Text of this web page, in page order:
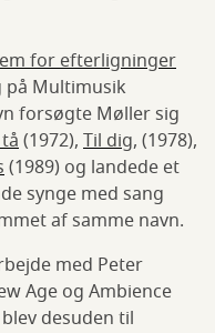
for efterligninger
på Multimusik
forsøgte Møller sig
(1972), Til dig, (1978),
(1989) og landede et
synge med sang
af samme navn.
med Peter
Age og Ambience
desuden til